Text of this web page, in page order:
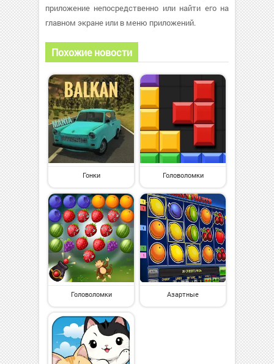
приложение непосредственно или найти его на
главном экране или в меню приложений.
Похожие новости
Гонки Головоломки
Головоломки Азартные